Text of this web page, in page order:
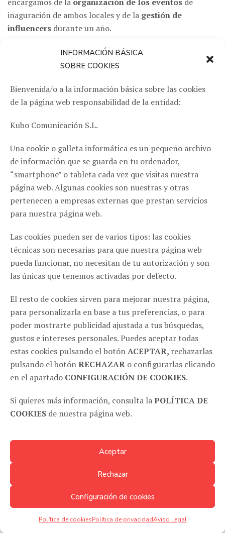
INFORMACIÓN BÁSICA
SOBRE COOKIES
Bienvenida/o a la información básica sobre las cookies
de la página web responsabilidad de la entidad:
Kubo Comunicación S.L.
Una cookie o galleta informática es un pequeño archivo
de información que se guarda en tu ordenador,
“smartphone” o tableta cada vez que visitas nuestra
página web. Algunas cookies son nuestras y otras
pertenecen a empresas externas que prestan servicios
para nuestra página web.
Las cookies pueden ser de varios tipos: las cookies
técnicas son necesarias para que nuestra página web
pueda funcionar, no necesitan de tu autorización y son
las únicas que tenemos activadas por defecto.
El resto de cookies sirven para mejorar nuestra página,
para personalizarla en base a tus preferencias, o para
poder mostrarte publicidad ajustada a tus búsquedas,
gustos e intereses personales. Puedes aceptar todas
estas cookies pulsando el botónACEPTAR, rechazarlas
pulsando el botónRECHAZAR o configurarlas clicando
en el apartado CONFIGURACIÓN DE COOKIES.
Si quieres más información, consulta laPOLÍTICA DE
COOKIES de nuestra página web.
Aceptar
Rechazar
Configuración de cookies
Política de cookiesPolítica de privacidadAviso Legal
inaguración de ambos locales y de la gestión de
influencers durante un año.
CLIENTE
QUÉ HICIMOS
ZARAGOZA
C/ Cinco de marzo, 18 - Pta. 4ª Of.3 50004, Zaragoza
(España)
976 116 271
info@haikucomunicacion.com
MADRID
C/ Santa Comba, 2 28008, Madrid (España)
651 604 824
SÍGUENOS EN REDES
© HAIKU COMUNICACIÓN 2018 |Aviso legal|
Política de cookies|Compromiso protección de datos|Desarrollo
Detalier